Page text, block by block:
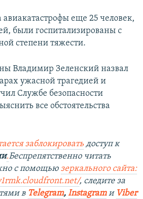
авиакатастрофы еще 25 человек,
были госпитализированы с
степени тяжести.
Владимир Зеленский назвал
ужасной трагедией и
Службе безопасности
все обстоятельства
заблокировать доступ к
.Беспрепятственно читать
с помощью зеркального сайта:
, следите за
в Telegram, Instagramи Viber